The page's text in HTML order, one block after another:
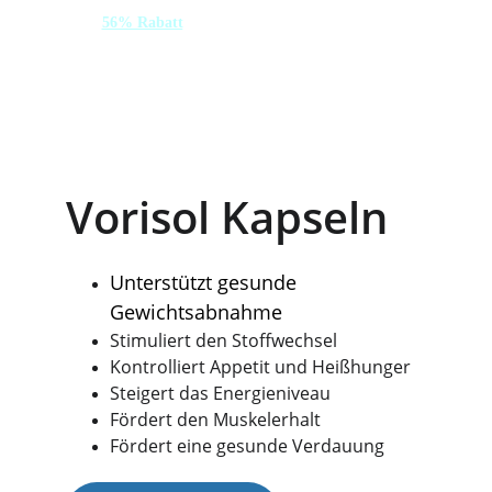
56% Rabatt HEUTE - BEEILEN SIE SICH
Vorisol Kapseln
Unterstützt gesunde
Gewichtsabnahme
Stimuliert den Stoffwechsel
Kontrolliert Appetit und Heißhunger
Steigert das Energieniveau
Fördert den Muskelerhalt
Fördert eine gesunde Verdauung